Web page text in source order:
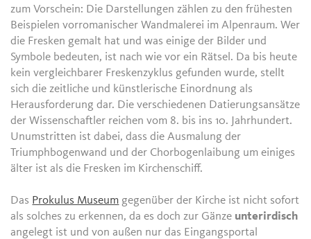
zum Vorschein: Die Darstellungen zählen zu den frühesten
Beispielen vorromanischer Wandmalerei im Alpenraum. Wer
die Fresken gemalt hat und was einige der Bilder und
Symbole bedeuten, ist nach wie vor ein Rätsel. Da bis heute
kein vergleichbarer Freskenzyklus gefunden wurde, stellt
sich die zeitliche und künstlerische Einordnung als
Herausforderung dar. Die verschiedenen Datierungsansätze
der Wissenschaftler reichen vom 8. bis ins 10. Jahrhundert.
Unumstritten ist dabei, dass die Ausmalung der
Triumphbogenwand und der Chorbogenlaibung um einiges
älter ist als die Fresken im Kirchenschiff.
Das Prokulus Museum gegenüber der Kirche ist nicht sofort
als solches zu erkennen, da es doch zur Gänze unterirdisch
angelegt ist und von außen nur das Eingangsportal